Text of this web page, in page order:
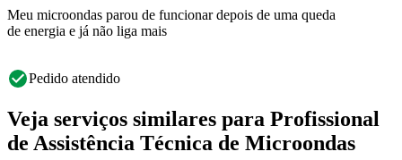
Meu microondas parou de funcionar depois de uma queda
de energia e já não liga mais
Pedido atendido
Veja serviços similares para Profissional
de Assistência Técnica de Microondas